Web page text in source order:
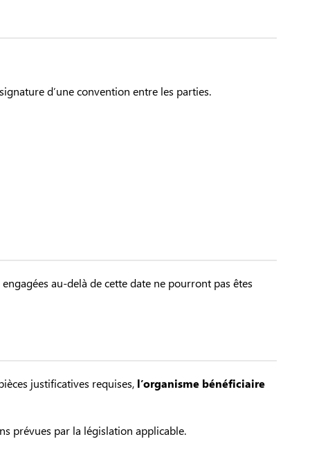
d’une convention entre les parties.
au-delà de cette date ne pourront pas êtes
justificatives requises, l’organisme bénéficiaire
prévues par la législation applicable.